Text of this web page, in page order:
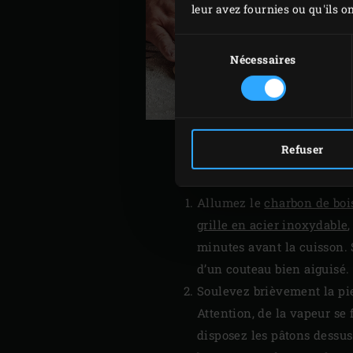
leur avez fournies ou qu'ils
Sélection
du
consentement
Nécessaires
Refuser
Allumez le charbon de
grille en acier inoxydable
minutes avant la cuisson.
d’un couteau bien aiguisé.
Soulevez brièvement la
Attention, de la vapeur se
disposez les pâtons